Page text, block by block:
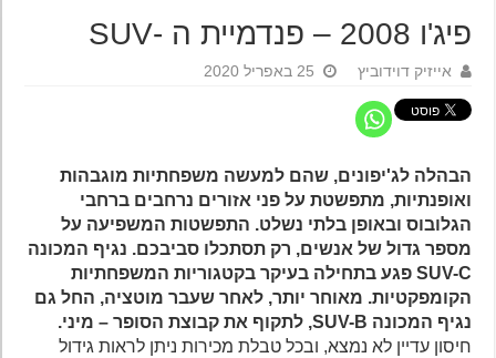
פיג'ו 2008 – פנדמיית ה -SUV
אייזיק דוידוביץ 25 באפריל 2020
הבהלה לג'יפונים, שהם למעשה משפחתיות מוגבהות
ואופנתיות, מתפשטת על פני אזורים נרחבים ברחבי
הגלובוס ובאופן בלתי נשלט. התפשטות המשפיעה על
מספר גדול של אנשים, רק תסתכלו סביבכם. נגיף המכונה
SUV-C פגע בתחילה בעיקר בקטגוריות המשפחתיות
הקומפקטיות. מאוחר יותר, לאחר שעבר מוטציה, החל גם
נגיף המכונה SUV-B, לתקוף את קבוצת הסופר – מיני.
חיסון עדיין לא נמצא, ובכל טבלת מכירות ניתן לראות גידול